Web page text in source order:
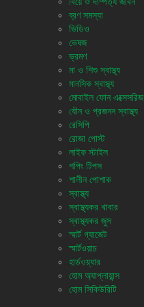
ব্রণ সমস্যা
ভিডিও
ভেষজ
ভ্রমণ
মা ও শিশু স্বাস্থ্য
মানসিক স্বাস্থ্য
মোবাইল ফোন এক্সেসরিজ
যৌন ও প্রজনন স্বাস্থ্য
রেসিপি
রোজা পোস্ট
লাইফ স্টাইল
শপিং টিপস
শালীন পোশাক
স্বাস্থ্য
স্বাস্থ্যকর খাবার
স্বাস্থ্যকর জুস
স্মার্ট গ্যাজেট
স্মার্টওয়াচ
হার্ডওয়্যার
হোম অ্যাপ্লায়ান্স
হোম সিকিউরিটি